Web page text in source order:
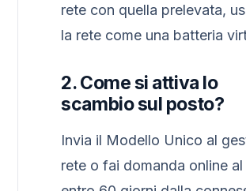
rete con quella prelevata,
la rete come una batteria
2. Come si attiva lo
scambio sul posto?
Invia il Modello Unico al
rete o fai domanda online al